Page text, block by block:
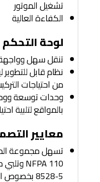
تشغيل الموتور
الكفاءة العالية
لوحة التحكم EMCP
تنقل سهل
نظام قابل
من احتياجات
وحدات توسعة
بالمواقع لتلبية
معايير
تسهل مجموعة
8528-5 بخصوص الاستجابة العابرة